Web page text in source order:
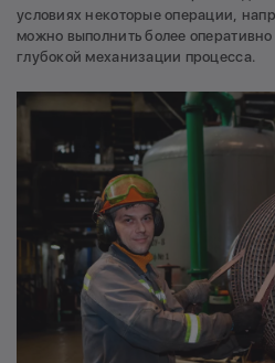
условиях некоторые операции,
можно выполнить более
глубокой механизации процесса.